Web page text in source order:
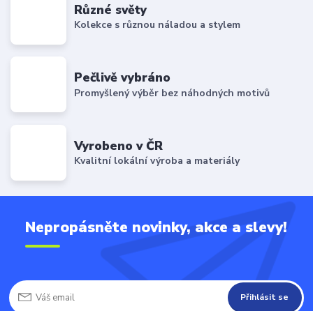
Různé světy
Kolekce s různou náladou a stylem
Pečlivě vybráno
Promyšlený výběr bez náhodných motivů
Vyrobeno v ČR
Kvalitní lokální výroba a materiály
Nepropásněte novinky, akce a slevy!
Přihlásit se